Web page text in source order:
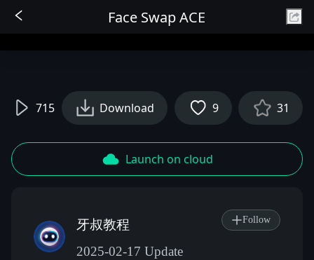
Sign In
Face Swap ACE
715 Download 9 31
Launch on cloud
牙叔教程
2025-02-17 Update
Follow